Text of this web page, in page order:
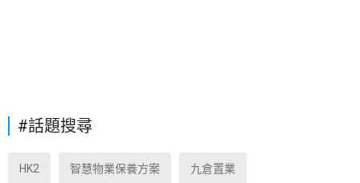
#話題搜尋
HK2 智慧物業保養方案 九倉置業